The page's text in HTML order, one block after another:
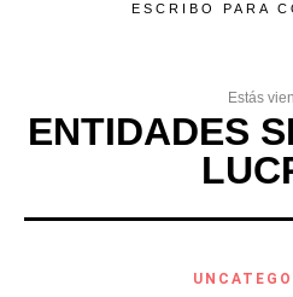
ESCRIBO PARA
Estás
ENTIDADES